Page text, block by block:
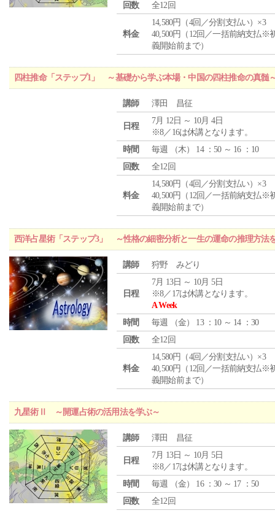
回数
全12回
料金
14,580円（4回／分割支払い）×3
40,500円（12回／一括前納支払※
義開始前まで）
四柱推命「ステップ1」 ～基礎から学ぶ本場・中国の四柱推命の真髄
講師 澤田 昌征
日程
7月 12日 ～ 10月 4日
※8／16は休講となります。
時間
毎週 （木） 14 ：50 ～ 16 ：10
回数
全12回
料金
14,580円（4回／分割支払い）×3
40,500円（12回／一括前納支払※
義開始前まで）
西洋占星術「ステップ3」 ～性格の細密分析と一生の運命の推理方法
講師 狩野 みどり
日程
7月 13日 ～ 10月 5日
※8／17は休講となります。
A Week
時間
毎週 （金） 13 ：10 ～ 14 ：30
回数
全12回
料金
14,580円（4回／分割支払い）×3
40,500円（12回／一括前納支払※
義開始前まで）
九星術Ⅱ ～開運占術の活用法を学ぶ～
講師 澤田 昌征
日程
7月 13日 ～ 10月 5日
※8／17は休講となります。
時間
毎週 （金） 16 ：30 ～ 17 ：50
回数
全12回